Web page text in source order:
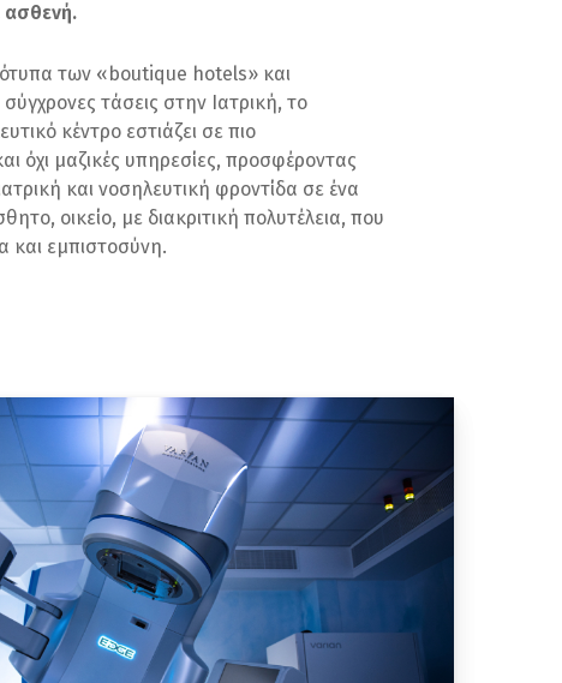
ασθενή.
των «boutique hotels» και
τάσεις στην Ιατρική, το
κέντρο εστιάζει σε πιο
όχι μα­ζικές υπηρεσίες, προσφέροντας
και νοσηλευτική φροντίδα σε ένα
οικείο, με διακριτική πολυτέλεια, που
και εμπιστοσύνη.